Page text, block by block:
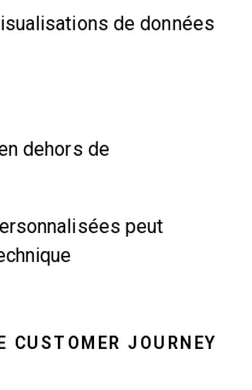
de données
dehors de
peut
CUSTOMER JOURNEY